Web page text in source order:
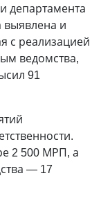
департамента
выявлена и
с реализацией
ведомства,
91
2 500 МРП, а
— 17